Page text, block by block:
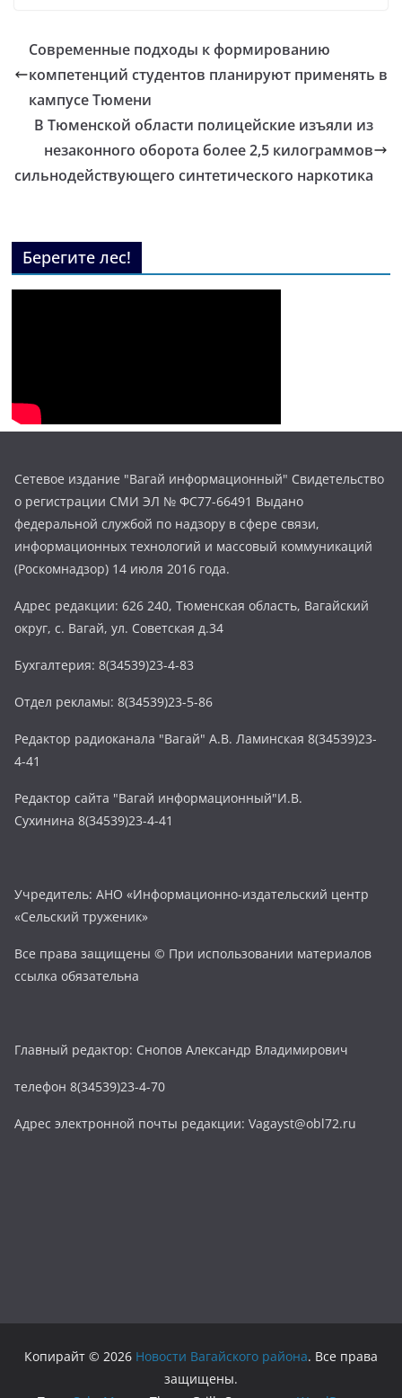
Современные подходы к формированию
компетенций студентов планируют применять в
кампусе Тюмени
В Тюменской области полицейские изъяли из
незаконного оборота более 2,5 килограммов
сильнодействующего синтетического наркотика
Берегите лес!
Сетевое издание "Вагай информационный" Свидетельство
о регистрации СМИ ЭЛ № ФС77-66491 Выдано
федеральной службой по надзору в сфере связи,
информационных технологий и массовый коммуникаций
(Роскомнадзор) 14 июля 2016 года.
Адрес редакции: 626 240, Тюменская область, Вагайский
округ, с. Вагай, ул. Советская д.34
Бухгалтерия: 8(34539)23-4-83
Отдел рекламы: 8(34539)23-5-86
Редактор радиоканала "Вагай" А.В. Ламинская 8(34539)23-
4-41
Редактор сайта "Вагай информационный"И.В.
Сухинина 8(34539)23-4-41
Учредитель: АНО «Информационно-издательский центр
«Сельский труженик»
Все права защищены © При использовании материалов
ссылка обязательна
Главный редактор: Снопов Александр Владимирович
телефон 8(34539)23-4-70
Адрес электронной почты редакции: Vagayst@obl72.ru
Копирайт © 2026 Новости Вагайского района. Все права
защищены.